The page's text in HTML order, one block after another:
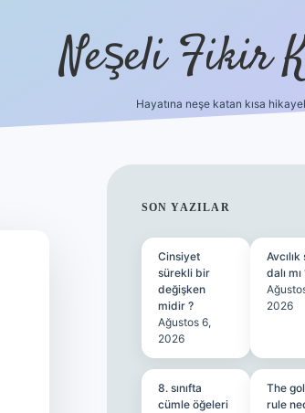
Neşeli Fikir
Hayatına neşe katan kısa
SIDEBAR
SON YAZILAR
Cinsiyet
sürekli bir
değişken
midir ?
Ağustos 6,
2026
dalı mı
2026
8. sınıfta
cümle öğeleri
The
rule